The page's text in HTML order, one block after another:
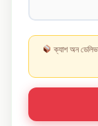
ক্যাশ অন